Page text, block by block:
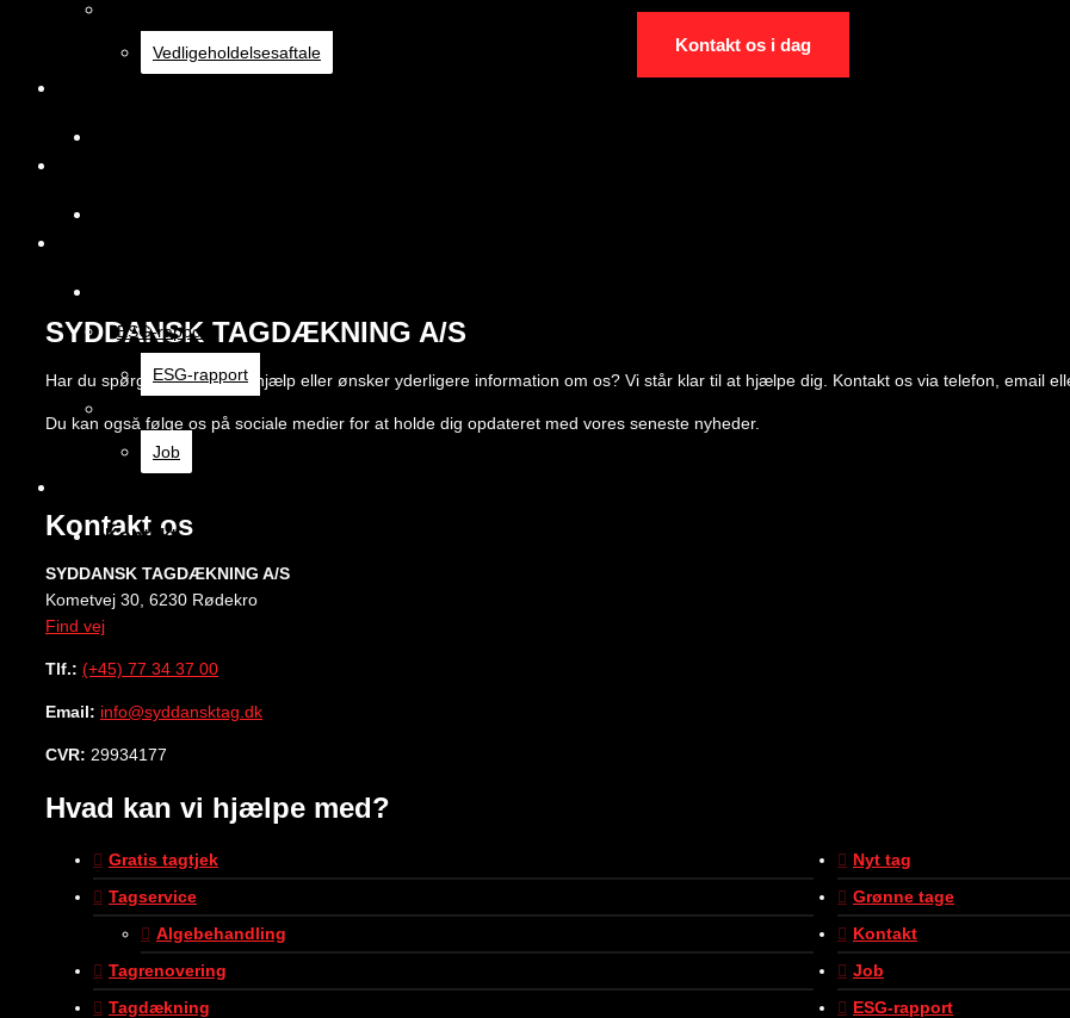
Vedligeholdelsesaftale
ESG-rapport
Job
Kontakt
ESG-rapport
Kontakt os i dag
SYDDANSK TAGDÆKNING A/S
Har du spørgsmål, brug for hjælp eller ønsker yderligere information om os? Vi står klar til at hjælpe dig. Kontakt os via telefon, email
Du kan også følge os på sociale medier for at holde dig opdateret med vores seneste nyheder.
Kontakt os
SYDDANSK TAGDÆKNING A/S
Kometvej 30, 6230 Rødekro
Find vej
Tlf.: (+45) 77 34 37 00
Email: info@syddansktag.dk
CVR: 29934177
Hvad kan vi hjælpe med?
Gratis tagtjek
Tagservice
Algebehandling
Tagrenovering
Tagdækning
Nyt tag
Grønne tage
Kontakt
Job
ESG-rapport